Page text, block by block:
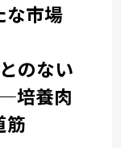
な市場
のない
培養肉
筋